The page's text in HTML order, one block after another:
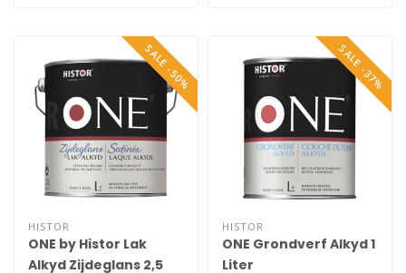
SALE -50%
HISTOR
ONE by Histor Lak
Alkyd Zijdeglans 2,5
SALE -37%
HISTOR
ONE Grondverf Alkyd 1
Liter